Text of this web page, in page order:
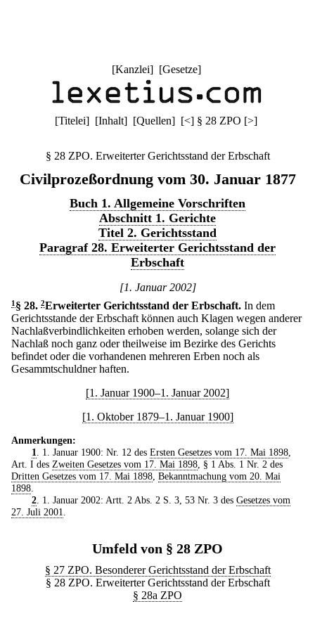
[Kanzlei] [Gesetze]
[Titelei] [Inhalt] [Quellen] [<] § 28 ZPO [>]
§ 28 ZPO. Erweiterter Gerichtsstand der Erbschaft
Civilprozeßordnung vom 30. Januar 1877
Buch 1. Allgemeine Vorschriften
Abschnitt 1. Gerichte
Titel 2. Gerichtsstand
Paragraf 28. Erweiterter Gerichtsstand der
Erbschaft
[1. Januar 2002]
1 § 28. 2Erweiterter Gerichtsstand der Erbschaft. In dem
Gerichtsstande der Erbschaft können auch Klagen wegen anderer
Nachlaßverbindlichkeiten erhoben werden, solange sich der
Nachlaß noch ganz oder theilweise im Bezirke des Gerichts
befindet oder die vorhandenen mehreren Erben noch als
Gesammtschuldner haften.
[1. Januar 1900–1. Januar 2002]
[1. Oktober 1879–1. Januar 1900]
Anmerkungen:
1
. 1. Januar 1900: Nr. 12 des Ersten Gesetzes vom 17. Mai 1898,
Art. I des Zweiten Gesetzes vom 17. Mai 1898 , § 1 Abs. 1 Nr. 2 des
Dritten Gesetzes vom 17. Mai 1898 Bekanntmachung vom 20. Mai
1898
2. 1. Januar 2002: Artt. 2 Abs. 2 S. 3, 53 Nr. 3 des Gesetzes vom
27. Juli 2001
Umfeld von § 28 ZPO
§ 27 ZPO. Besonderer Gerichtsstand der Erbschaft
§ 28 ZPO. Erweiterter Gerichtsstand der Erbschaft
§ 28a ZPO